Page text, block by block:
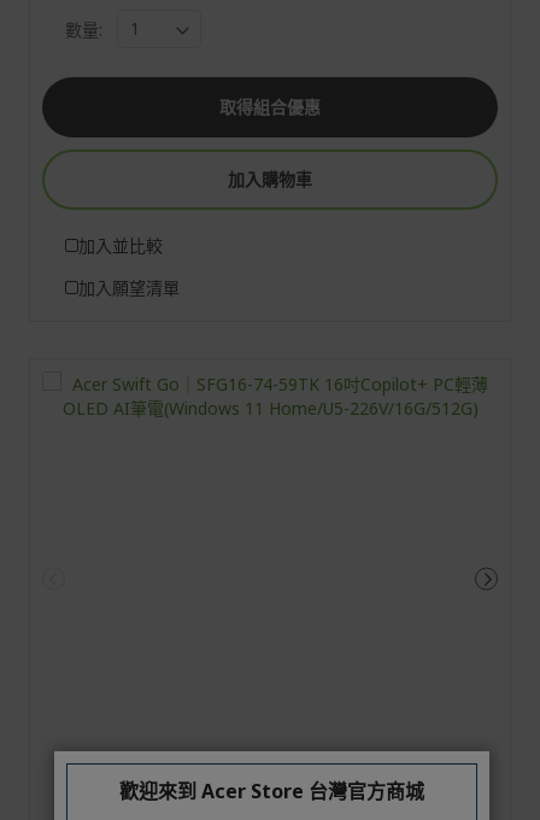
數量:
取得組合優惠
加入購物車
加入並比較
加入願望清單
歡迎來到 Acer Store 台灣官方商城